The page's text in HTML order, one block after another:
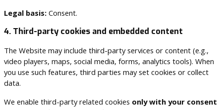
Legal basis:Consent.
4. Third-party cookies and embedded content
The Website may include third-party services or content (e.g.,
video players, maps, social media, forms, analytics tools). When
you use such features, third parties may set cookies or collect
data.
We enable third-party related cookies only with your consent